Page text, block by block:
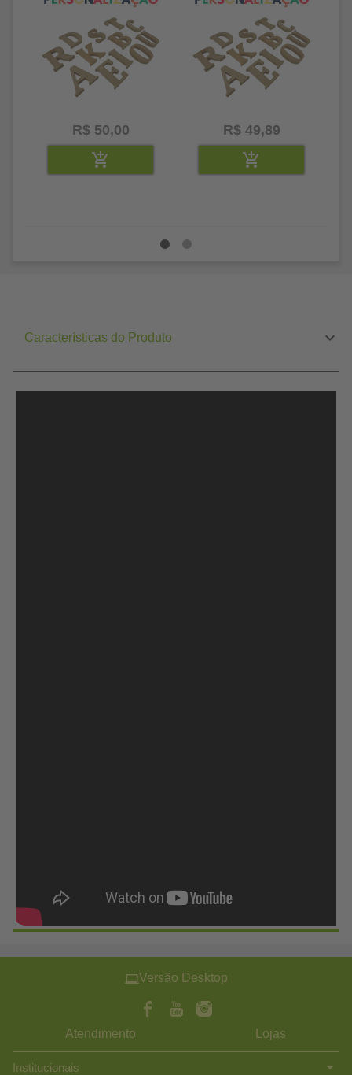
R$ 50,00 R$ 49,89
Características do Produto
Versão Desktop
Atendimento Lojas
Institucionais